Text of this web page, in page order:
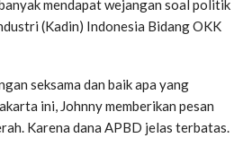
mendapat wejangan soal politik
(Kadin) Indonesia Bidang OKK
seksama dan baik apa yang
ini, Johnny memberikan pesan
Karena dana APBD jelas terbatas.